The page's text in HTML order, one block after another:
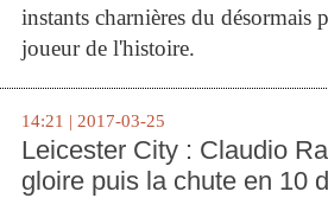
instants charnières du désormais
joueur de l'histoire.
14:21 | 2017-03-25
Leicester City : Claudio
gloire puis la chute en 10